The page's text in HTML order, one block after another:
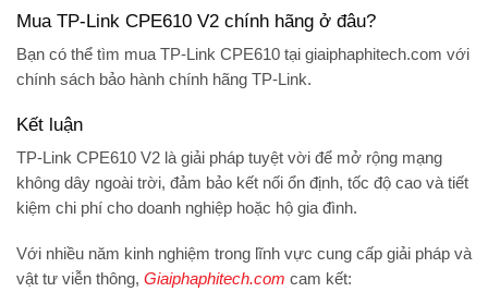
Mua TP-Link CPE610 V2 chính hãng ở đâu?
Bạn có thể tìm mua TP-Link CPE610 tại giaiphaphitech.com với
chính sách bảo hành chính hãng TP-Link.
Kết luận
TP-Link CPE610 V2 là giải pháp tuyệt vời để mở rộng mạng
không dây ngoài trời, đảm bảo kết nối ổn định, tốc độ cao và tiết
kiệm chi phí cho doanh nghiệp hoặc hộ gia đình.
Với nhiều năm kinh nghiệm trong lĩnh vực cung cấp giải pháp và
vật tư viễn thông, Giaiphaphitech.com cam kết: